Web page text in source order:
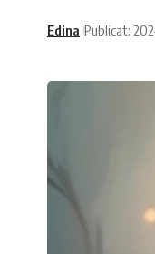
Edina Publicat: